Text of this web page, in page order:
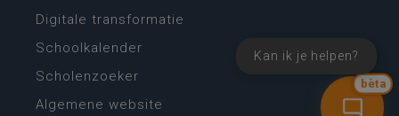
bèta
Kan ik je helpen?
Digitale transformatie
Schoolkalender
Scholenzoeker
Algemene website